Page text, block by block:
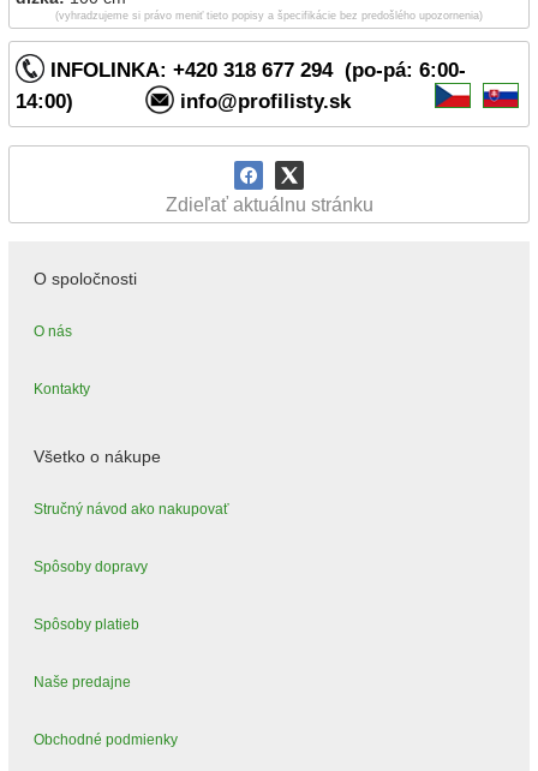
INFOLINKA: +420 318 677 294 (po-pá: 6:00-
14:00)
info@profilisty.sk
Zdieľať aktuálnu stránku
(vyhradzujeme si právo meniť tieto popisy a špecifikácie bez predošlého upozornenia)
O spoločnosti
O nás
Kontakty
Všetko o nákupe
Stručný návod ako nakupovať
Spôsoby dopravy
Spôsoby platieb
Naše predajne
Obchodné podmienky